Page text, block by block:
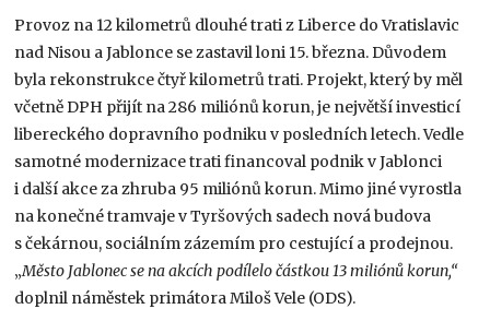
Provoz na 12 kilometrů dlouhé trati z Liberce do Vratislavic
nad Nisou a Jablonce se zastavil loni 15. března. Důvodem
byla rekonstrukce čtyř kilometrů trati. Projekt, který by měl
včetně DPH přijít na 286 miliónů korun, je největší investicí
libereckého dopravního podniku v posledních letech. Vedle
samotné modernizace trati financoval podnik v Jablonci
i další akce za zhruba 95 miliónů korun. Mimo jiné vyrostla
na konečné tramvaje v Tyršových sadech nová budova
s čekárnou, sociálním zázemím pro cestující a prodejnou.
„Město Jablonec se na akcích podílelo částkou 13 miliónů korun,“
doplnil náměstek primátora Miloš Vele (ODS).